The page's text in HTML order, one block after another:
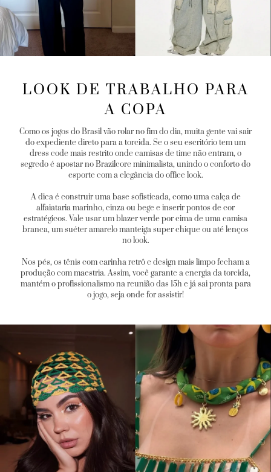
LOOK DE TRABALHO PARA
A COPA
Como os jogos do Brasil vão rolar no fim do dia, muita gente vai sair
do expediente direto para a torcida. Se o seu escritório tem um
dress code mais restrito onde camisas de time não entram, o
segredo é apostar no Brazilcore minimalista, unindo o conforto do
esporte com a elegância do office look.
A dica é construir uma base sofisticada, como uma calça de
alfaiataria marinho, cinza ou bege e inserir pontos de cor
estratégicos. Vale usar um blazer verde por cima de uma camisa
branca, um suéter amarelo manteiga super chique ou até lenços
no look.
Nos pés, os tênis com carinha retrô e design mais limpo fecham a
produção com maestria. Assim, você garante a energia da torcida,
mantém o profissionalismo na reunião das 15h e já sai pronta para
o jogo, seja onde for assistir!